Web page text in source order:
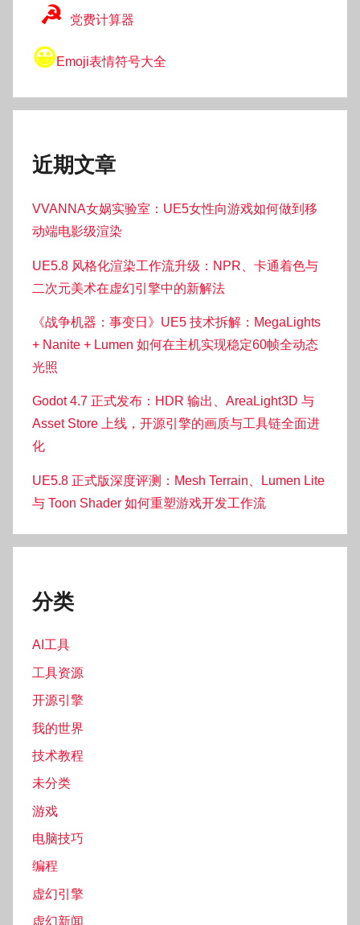
☭ 党费计算器
😀Emoji表情符号大全
近期文章
VVANNA女娲实验室：UE5女性向游戏如何做到移
动端电影级渲染
UE5.8 风格化渲染工作流升级：NPR、卡通着色与
二次元美术在虚幻引擎中的新解法
《战争机器：事变日》UE5 技术拆解：MegaLights
+ Nanite + Lumen 如何在主机实现稳定60帧全动态
光照
Godot 4.7 正式发布：HDR 输出、AreaLight3D 与
Asset Store 上线，开源引擎的画质与工具链全面进
化
UE5.8 正式版深度评测：Mesh Terrain、Lumen Lite
与 Toon Shader 如何重塑游戏开发工作流
分类
AI工具
工具资源
开源引擎
我的世界
技术教程
未分类
游戏
电脑技巧
编程
虚幻引擎
虚幻新闻